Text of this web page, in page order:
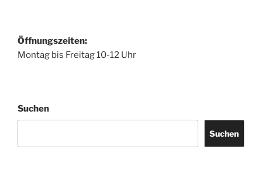
Öffnungszeiten:
Montag bis Freitag 10-12 Uhr
Suchen
Suchen